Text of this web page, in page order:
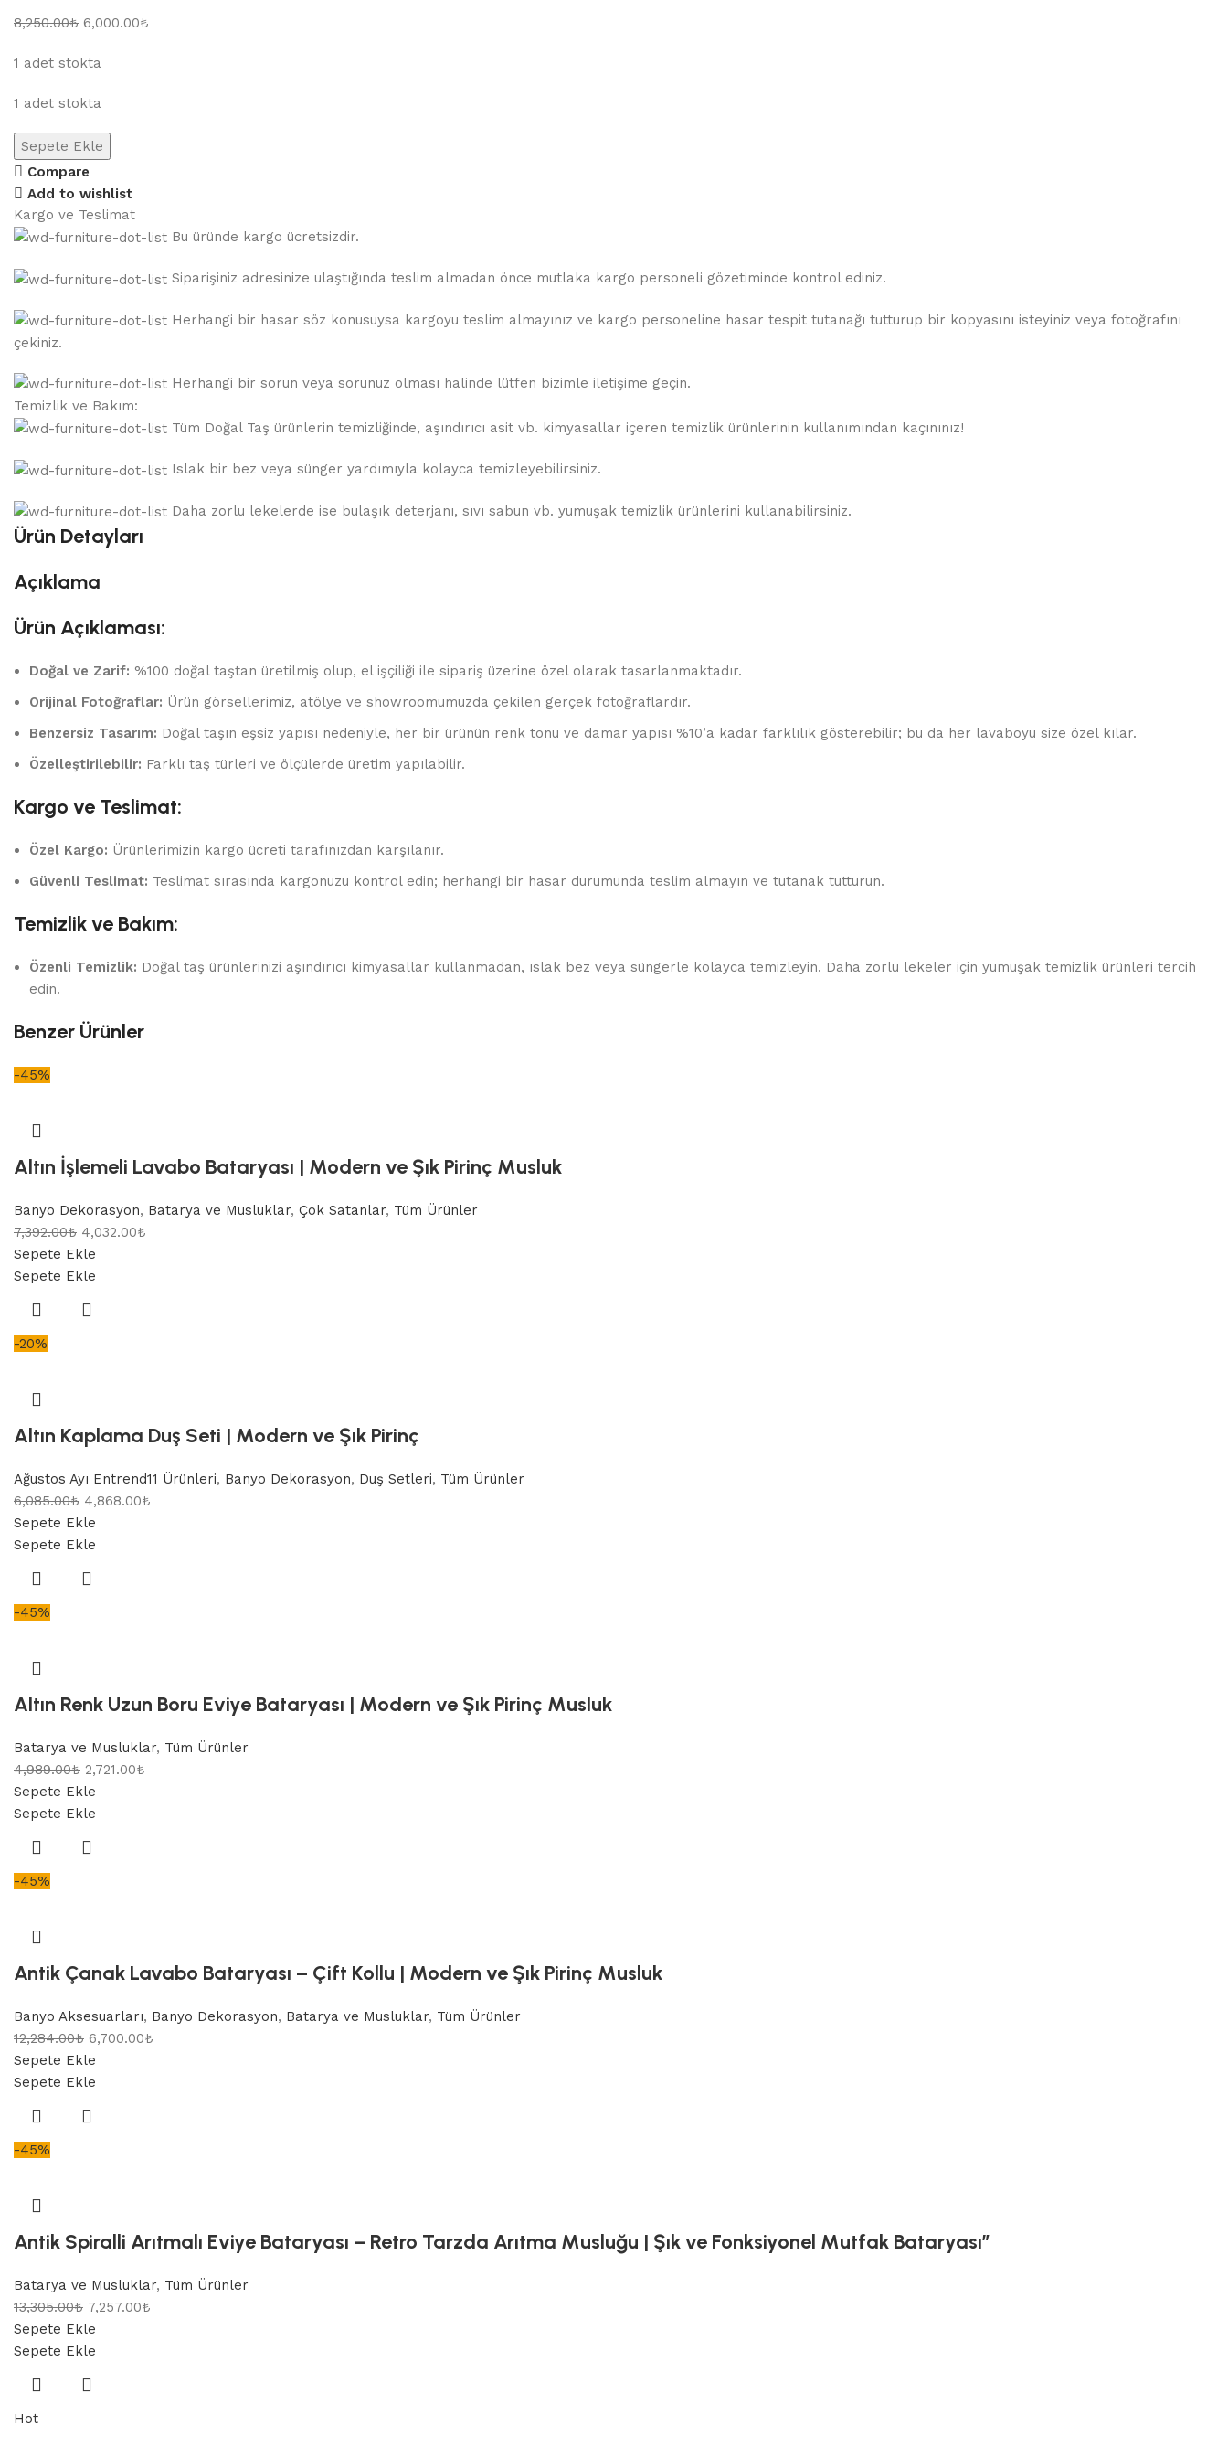
8,250.00₺ 6,000.00₺
1 adet stokta
1 adet stokta
Sepete Ekle
Compare
Add to wishlist
Kargo ve Teslimat
Bu üründe kargo ücretsizdir.
Siparişiniz adresinize ulaştığında teslim almadan önce mutlaka kargo personeli gözetiminde kontrol ediniz.
Herhangi bir hasar söz konusuysa kargoyu teslim almayınız ve kargo personeline hasar tespit tutanağı tutturup bir kopyasını isteyiniz veya fotoğrafını
çekiniz.
Herhangi bir sorun veya sorunuz olması halinde lütfen bizimle iletişime geçin.
Temizlik ve Bakım:
Tüm Doğal Taş ürünlerin temizliğinde, aşındırıcı asit vb. kimyasallar içeren temizlik ürünlerinin kullanımından kaçınınız!
Islak bir bez veya sünger yardımıyla kolayca temizleyebilirsiniz.
Daha zorlu lekelerde ise bulaşık deterjanı, sıvı sabun vb. yumuşak temizlik ürünlerini kullanabilirsiniz.
Ürün Detayları
Açıklama
Ürün Açıklaması:
Doğal ve Zarif: %100 doğal taştan üretilmiş olup, el işçiliği ile sipariş üzerine özel olarak tasarlanmaktadır.
Orijinal Fotoğraflar: Ürün görsellerimiz, atölye ve showroomumuzda çekilen gerçek fotoğraflardır.
Benzersiz Tasarım: Doğal taşın eşsiz yapısı nedeniyle, her bir ürünün renk tonu ve damar yapısı %10’a kadar farklılık gösterebilir; bu da her lavaboyu size özel kılar.
Özelleştirilebilir: Farklı taş türleri ve ölçülerde üretim yapılabilir.
Kargo ve Teslimat:
Özel Kargo: Ürünlerimizin kargo ücreti tarafınızdan karşılanır.
Güvenli Teslimat: Teslimat sırasında kargonuzu kontrol edin; herhangi bir hasar durumunda teslim almayın ve tutanak tutturun.
Temizlik ve Bakım:
Özenli Temizlik: Doğal taş ürünlerinizi aşındırıcı kimyasallar kullanmadan, ıslak bez veya süngerle kolayca temizleyin. Daha zorlu lekeler için yumuşak temizlik ürünleri tercih
edin.
Benzer Ürünler
-45%
Altın İşlemeli Lavabo Bataryası | Modern ve Şık Pirinç Musluk
Banyo Dekorasyon, Batarya ve Musluklar, Çok Satanlar, Tüm Ürünler
7,392.00₺ 4,032.00₺
Sepete Ekle
Sepete Ekle
-20%
Altın Kaplama Duş Seti | Modern ve Şık Pirinç
Ağustos Ayı Entrend11 Ürünleri, Banyo Dekorasyon, Duş Setleri, Tüm Ürünler
6,085.00₺ 4,868.00₺
Sepete Ekle
Sepete Ekle
-45%
Altın Renk Uzun Boru Eviye Bataryası | Modern ve Şık Pirinç Musluk
Batarya ve Musluklar, Tüm Ürünler
4,989.00₺ 2,721.00₺
Sepete Ekle
Sepete Ekle
-45%
Antik Çanak Lavabo Bataryası – Çift Kollu | Modern ve Şık Pirinç Musluk
Banyo Aksesuarları, Banyo Dekorasyon, Batarya ve Musluklar, Tüm Ürünler
12,284.00₺ 6,700.00₺
Sepete Ekle
Sepete Ekle
-45%
Antik Spiralli Arıtmalı Eviye Bataryası – Retro Tarzda Arıtma Musluğu | Şık ve Fonksiyonel Mutfak Bataryası”
Batarya ve Musluklar, Tüm Ürünler
13,305.00₺ 7,257.00₺
Sepete Ekle
Sepete Ekle
Hot